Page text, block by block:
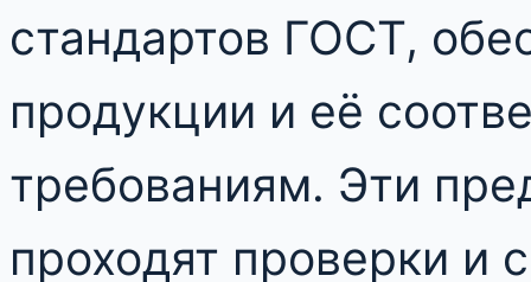
стандартов ГОСТ,
продукции и её
требованиям. Эти
проходят проверки и